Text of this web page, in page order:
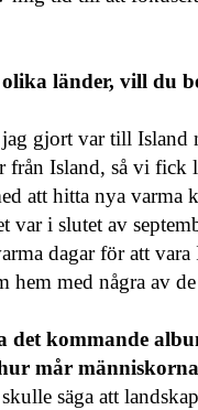
länder, vill du
gjort var till Island
Island, så vi fick
att hitta nya
var i slutet av
dagar för att
hem med några av
det kommande
mår
säga att